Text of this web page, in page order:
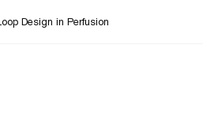
Design in Perfusion